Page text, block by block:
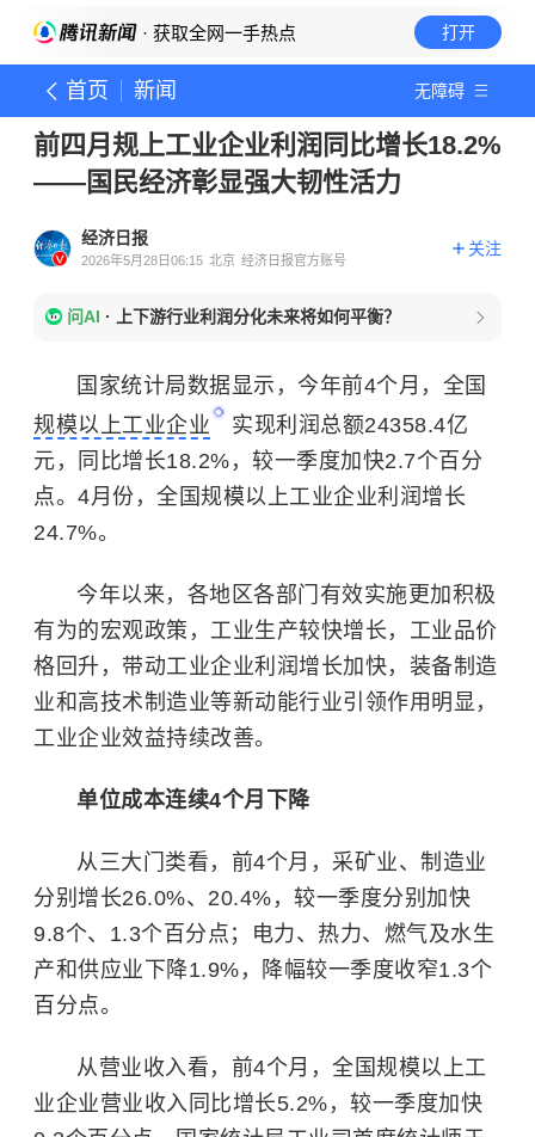
· 获取全网一手热点 打开
首页 新闻 无障碍
前四月规上工业企业利润同比增长18.2%
——国民经济彰显强大韧性活力
经济日报
2026年5月28日06:15 北京 经济日报官方账号
关注
问AI · 上下游行业利润分化未来将如何平衡？
国家统计局数据显示，今年前4个月，全国
规模以上工业企业
实现利润总额24358.4亿
元，同比增长18.2%，较一季度加快2.7个百分
点。4月份，全国规模以上工业企业利润增长
24.7%。
今年以来，各地区各部门有效实施更加积极
有为的宏观政策，工业生产较快增长，工业品价
格回升，带动工业企业利润增长加快，装备制造
业和高技术制造业等新动能行业引领作用明显，
工业企业效益持续改善。
单位成本连续4个月下降
从三大门类看，前4个月，采矿业、制造业
分别增长26.0%、20.4%，较一季度分别加快
9.8个、1.3个百分点；电力、热力、燃气及水生
产和供应业下降1.9%，降幅较一季度收窄1.3个
百分点。
从营业收入看，前4个月，全国规模以上工
业企业营业收入同比增长5.2%，较一季度加快